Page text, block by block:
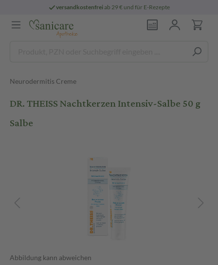
versandkostenfreiab 29 € und für E-Rezepte
Neurodermitis Creme
DR. THEISS Nachtkerzen Intensiv-Salbe 50 g
Salbe
Abbildung kann abweichen